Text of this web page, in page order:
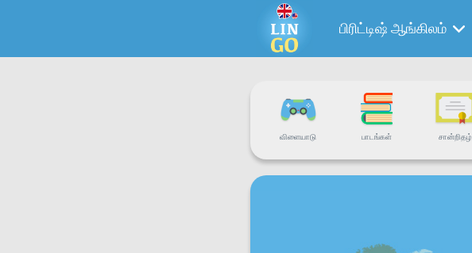
பிரிட்டிஷ் ஆங்கிலம்
விளையாடு பாடங்கள் சான்றிதழ்